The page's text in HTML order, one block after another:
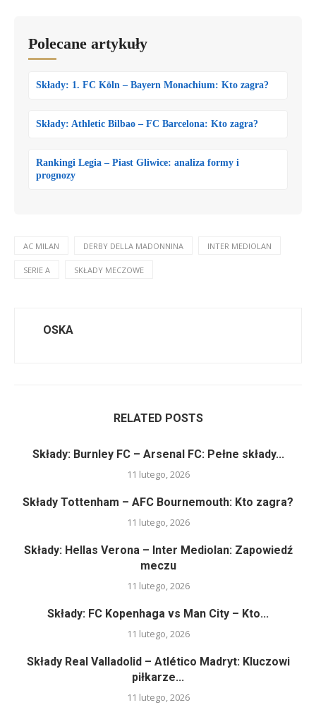
Polecane artykuły
Składy: 1. FC Köln – Bayern Monachium: Kto zagra?
Składy: Athletic Bilbao – FC Barcelona: Kto zagra?
Rankingi Legia – Piast Gliwice: analiza formy i
prognozy
AC MILAN DERBY DELLA MADONNINA INTER MEDIOLAN
SERIE A SKŁADY MECZOWE
OSKA
RELATED POSTS
Składy: Burnley FC – Arsenal FC: Pełne składy...
11 lutego, 2026
Składy Tottenham – AFC Bournemouth: Kto zagra?
11 lutego, 2026
Składy: Hellas Verona – Inter Mediolan: Zapowiedź
meczu
11 lutego, 2026
Składy: FC Kopenhaga vs Man City – Kto...
11 lutego, 2026
Składy Real Valladolid – Atlético Madryt: Kluczowi
piłkarze...
11 lutego, 2026